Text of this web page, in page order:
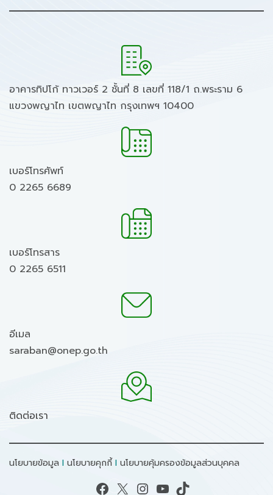
อาคารทิปโก้ ทาวเวอร์ 2 ชั้นที่ 8 เลขที่ 118/1 ถ.พระราม 6
แขวงพญาไท เขตพญาไท กรุงเทพฯ 10400
เบอร์โทรศัพท์
0 2265 6689
เบอร์โทรสาร
0 2265 6511
อีเมล
saraban@onep.go.th
ติดต่อเรา
นโยบายข้อมูล I นโยบายคุกกี้ I นโยบายคุ้มครองข้อมูลส่วนบุคคล
Facebook X Instagram YouTube TikTok